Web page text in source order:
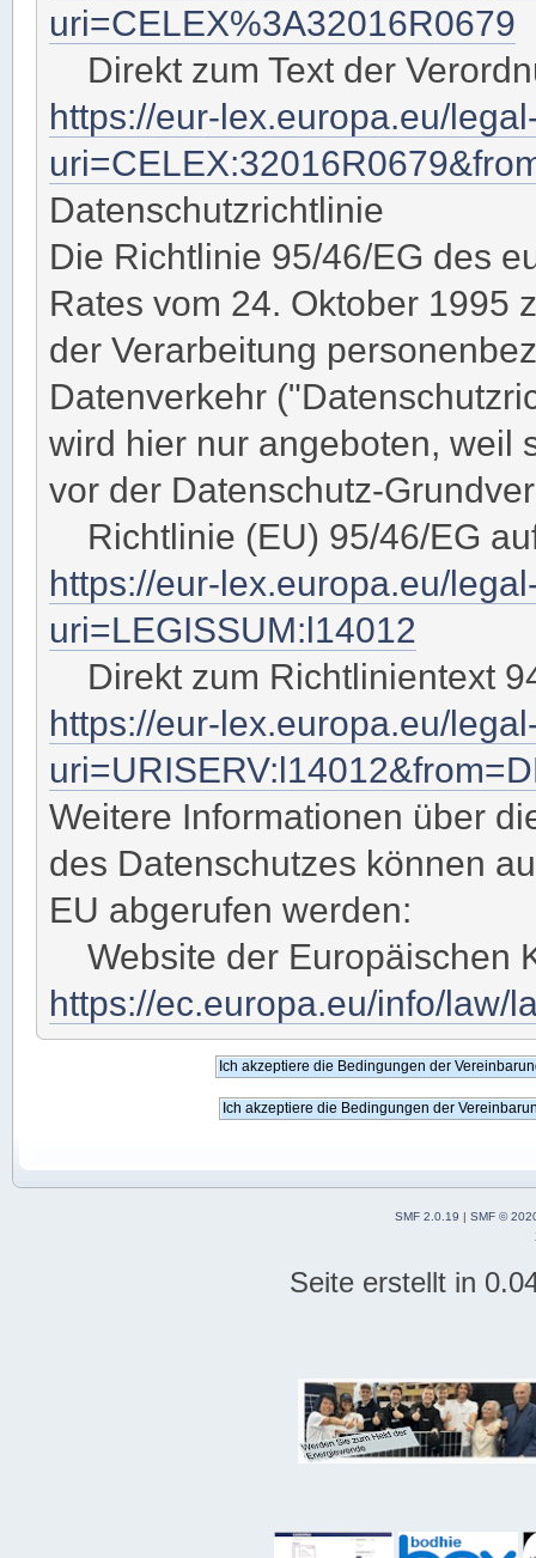
uri=CELEX%3A32016R0679
Direkt zum Text der
https://eur-lex.europa.eu/
Datenschutzrichtlinie
Die Richtlinie 95/46/EG des
Rates vom 24. Oktober 1995
der Verarbeitung
Datenverkehr
wird hier nur angeboten, weil
vor der Datenschutz-
Richtlinie (EU) 95/46/EG
https://eur-lex.europa.eu/
uri=LEGISSUM:l14012
Direkt zum Richtlinientext
https://eur-lex.europa.eu/
Weitere Informationen über
des Datenschutzes können
EU abgerufen werden:
Website der Europäischen
https://ec.europa.eu/info/law/
SMF 2.0.19 |SMF ©
Seite erstellt in